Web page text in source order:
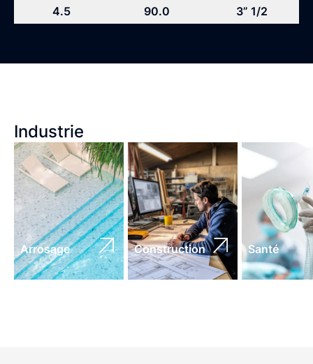
4.5 90.0 3” 1/2
Industrie
Arrosage Construction Santé